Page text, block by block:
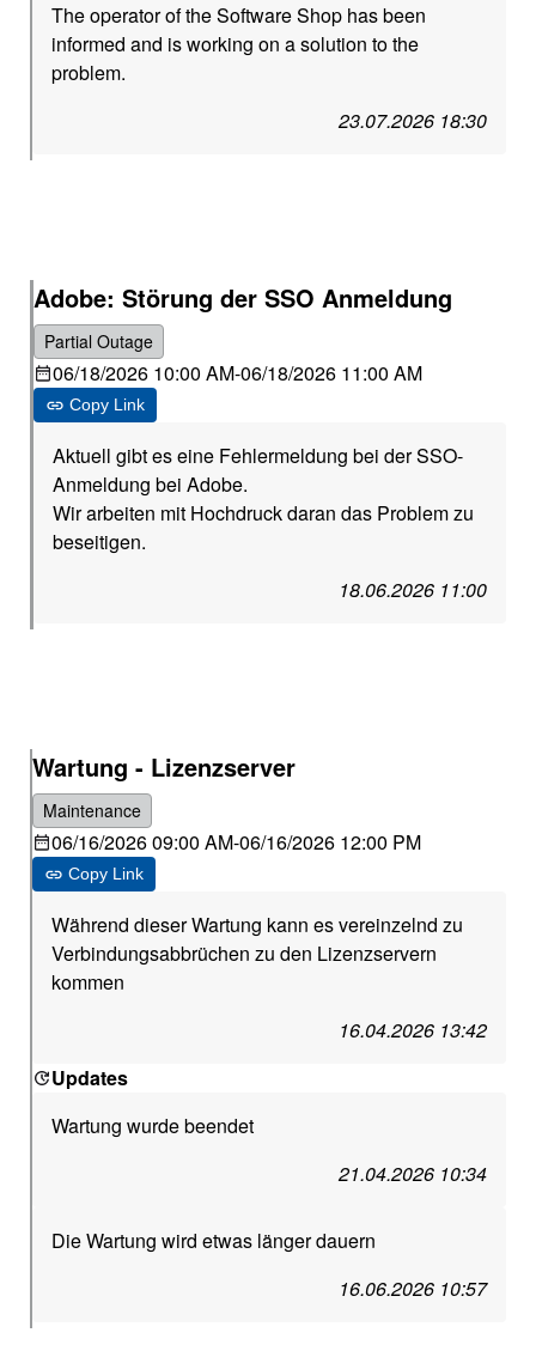
The operator of the Software Shop has been
informed and is working on a solution to the
problem.
23.07.2026 18:30
Adobe: Störung der SSO Anmeldung
Partial Outage
06/18/2026 10:00 AM-06/18/2026 11:00 AM
Copy Link
Aktuell gibt es eine Fehlermeldung bei der SSO-
Anmeldung bei Adobe.
Wir arbeiten mit Hochdruck daran das Problem zu
beseitigen.
18.06.2026 11:00
Wartung - Lizenzserver
Maintenance
06/16/2026 09:00 AM-06/16/2026 12:00 PM
Copy Link
Während dieser Wartung kann es vereinzelnd zu
Verbindungsabbrüchen zu den Lizenzservern
kommen
16.04.2026 13:42
Updates
Wartung wurde beendet
21.04.2026 10:34
Die Wartung wird etwas länger dauern
16.06.2026 10:57